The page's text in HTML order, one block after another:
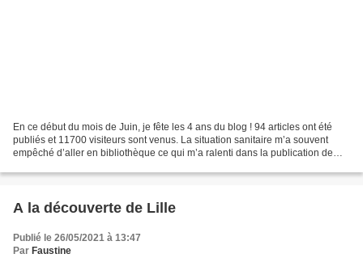
En ce début du mois de Juin, je fête les 4 ans du blog ! 94 articles ont été
publiés et 11700 visiteurs sont venus. La situation sanitaire m’a souvent
empêché d’aller en bibliothèque ce qui m’a ralenti dans la publication de
A la découverte de Lille
Publié le 26/05/2021 à 13:47
Par Faustine